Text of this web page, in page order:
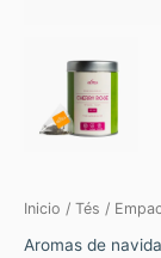
Inicio / Tés /
Aromas de